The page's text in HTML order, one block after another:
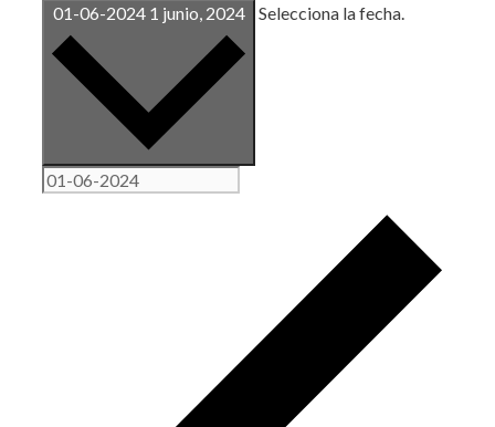
01-06-2024 1 junio, 2024 Selecciona la fecha.